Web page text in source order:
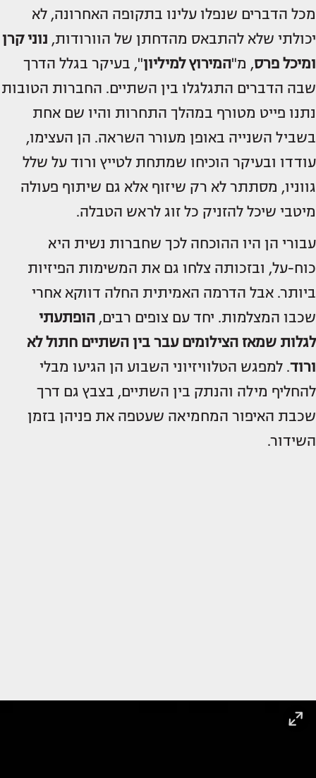
מכל הדברים שנפלו עלינו בתקופה האחרונה, לא
יכולתי שלא להתבאס מהדחתן של הוורודות, נוני קרן
ומיכל פרס, מ"המירוץ למיליון", בעיקר בגלל הדרך
שבה הדברים התגלגלו בין השתיים. החברות הטובות
נתנו פייט מטורף במהלך התחרות והיו שם אחת
בשביל השנייה באופן מעורר השראה. הן העצימו,
עודדו ובעיקר הוכיחו שמתחת לטייץ ורוד על שלל
גווניו, מסתתר לא רק שיזוף אלא גם שיתוף פעולה
מיטבי שיכל להזניק כל זוג לראש הטבלה.
עבורי הן היו ההוכחה לכך שחברות נשית היא
כוח-על, ובזכותה צלחו גם את המשימות הפיזיות
ביותר. אבל הדרמה האמיתית החלה דווקא אחרי
שכבו המצלמות. יחד עם צופים רבים, הופתעתי
לגלות שמאז הצילומים עבר בין השתיים חתול לא
ורוד. למפגש הטלוויזיוני השבוע הן הגיעו מבלי
להחליף מילה והנתק בין השתיים, בצבץ גם דרך
שכבת האיפור המחמיאה שעטפה את פניהן בזמן
השידור.